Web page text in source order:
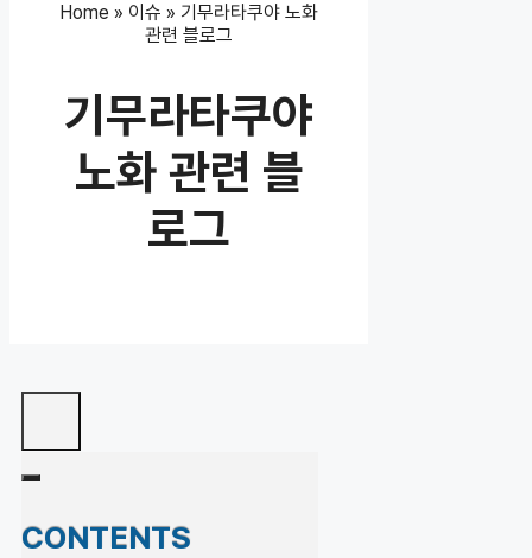
Home » 이슈 » 기무라타쿠야 노화
관련 블로그
기무라타쿠야
노화 관련 블
로그
CONTENTS